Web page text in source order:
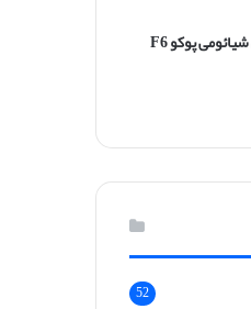
بررسی گوشی شیائومی پوکو F6
52